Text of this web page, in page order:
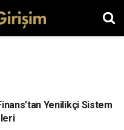
Yenilikçi Sistem